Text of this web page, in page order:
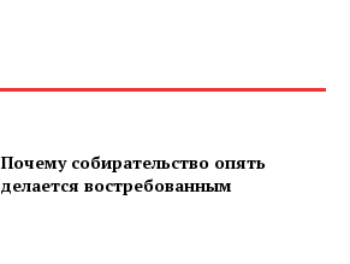
Почему собирательство опять
делается востребованным